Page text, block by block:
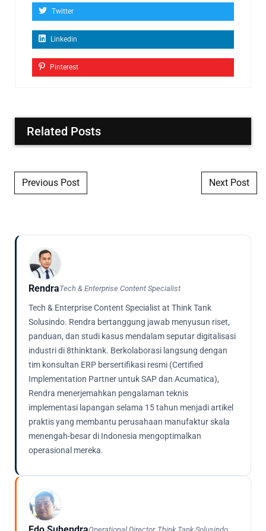
Twitter
Linkedin
Pinterest
Related Posts
Post navigation
Previous Post Next Post
RendraTech & Enterprise Content Specialist
Tech & Enterprise Content Specialist at Think Tank
Solusindo. Rendra bertanggung jawab menyusun riset,
panduan, dan studi kasus mendalam seputar digitalisasi
industri di 8thinktank. Berkolaborasi langsung dengan
tim konsultan ERP bersertifikasi resmi (Certified
Implementation Partner untuk SAP dan Acumatica),
Rendra menerjemahkan pengalaman teknis
implementasi lapangan selama 15 tahun menjadi artikel
praktis yang membantu perusahaan manufaktur skala
menengah-besar di Indonesia mengoptimalkan
operasional mereka.